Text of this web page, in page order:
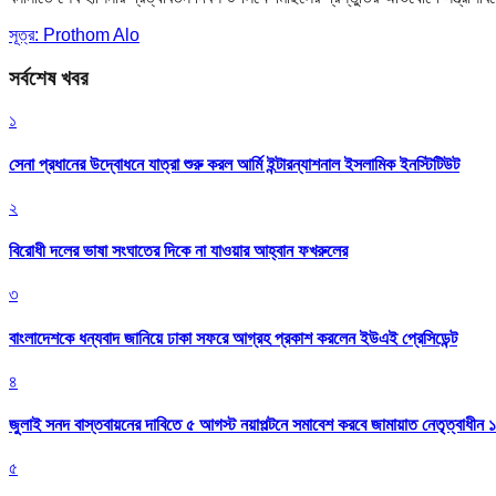
সূত্র: Prothom Alo
সর্বশেষ খবর
১
সেনা প্রধানের উদ্বোধনে যাত্রা শুরু করল আর্মি ইন্টারন্যাশনাল ইসলামিক ইনস্টিটিউট
২
বিরোধী দলের ভাষা সংঘাতের দিকে না যাওয়ার আহ্বান ফখরুলের
৩
বাংলাদেশকে ধন্যবাদ জানিয়ে ঢাকা সফরে আগ্রহ প্রকাশ করলেন ইউএই প্রেসিডেন্ট
৪
জুলাই সনদ বাস্তবায়নের দাবিতে ৫ আগস্ট নয়াপল্টনে সমাবেশ করবে জামায়াত নেতৃত্বাধীন
৫